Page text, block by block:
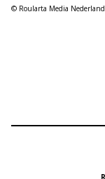
© Roularta Media Nederland